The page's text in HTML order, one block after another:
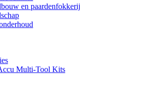
en paardenfokkerij
Multi-Tool Kits